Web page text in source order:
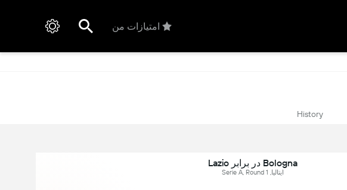
امتیازات من
History
Bologna در برابر Lazio
ایتالیا, Serie A, Round 1